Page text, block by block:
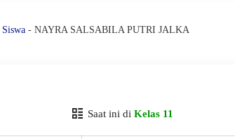
Siswa- NAYRA SALSABILA PUTRI JALKA
Saat ini di Kelas 11